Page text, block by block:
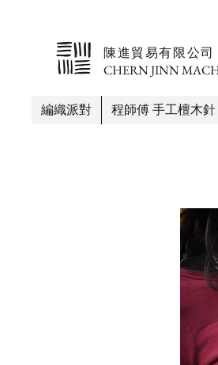
​陳進貿易有限公司
CHERN JINN
編織派對 程師傅 手工檀木針